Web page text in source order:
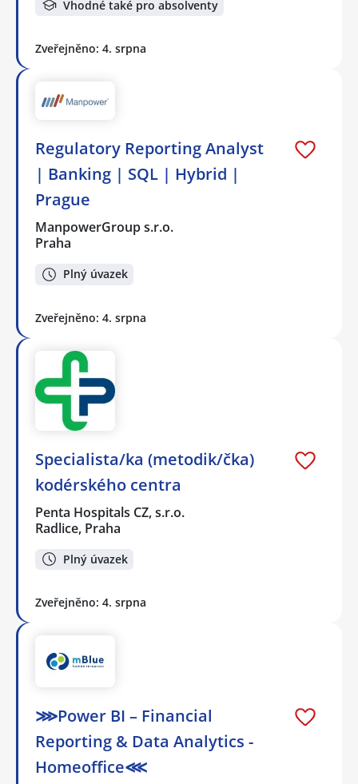
Vhodné také pro absolventy
Zveřejněno: 4. srpna
Regulatory Reporting Analyst
| Banking | SQL | Hybrid |
Prague
ManpowerGroup s.r.o.
Praha
Plný úvazek
Zveřejněno: 4. srpna
Specialista/ka (metodik/čka)
kodérského centra
Penta Hospitals CZ, s.r.o.
Radlice, Praha
Plný úvazek
Zveřejněno: 4. srpna
⋙Power BI – Financial
Reporting & Data Analytics -
Homeoffice⋘